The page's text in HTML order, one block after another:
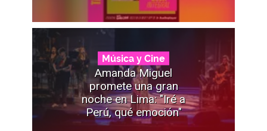
Música y Cine
Amanda Miguel
promete una gran
noche en Lima: "Iré a
Perú, qué emoción"